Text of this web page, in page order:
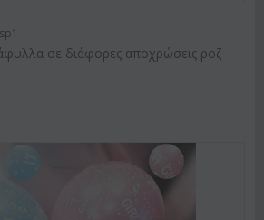
σε διάφορες αποχρώσεις ροζ